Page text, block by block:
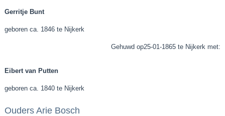
Gerritje Bunt
geboren ca. 1846 te Nijkerk
Gehuwd op25-01-1865 te Nijkerk met:
Eibert van Putten
geboren ca. 1840 te Nijkerk
Ouders Arie Bosch